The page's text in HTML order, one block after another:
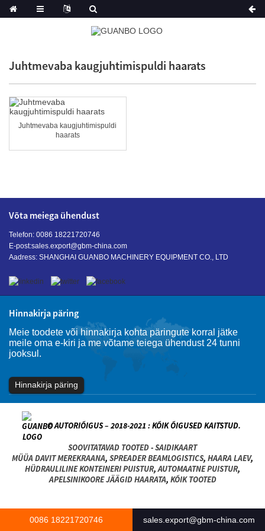
Juhtmevaba kaugjuhtimispuldi haarats
Juhtmevaba kaugjuhtimispuldi
haarats
Võta meiega ühendust
Telefon: 0086 18221720746
E-post:sales.export@gbm-china.com
Aadress: SHANGHAI GUANBO MACHINERY EQUIPMENT CO., LTD
Hinnakirja päring
Meie toodete või hinnakirja kohta päringute korral jätke
meile oma e-kiri ja me võtame teiega ühendust 24 tunni
jooksul.
Hinnakirja päring
© AUTORIÕIGUS – 2018-2021 : KÕIK ÕIGUSED KAITSTUD.
SOOVITATAVAD TOOTED-SAIDIKAART
MÜÜA DAVIT MEREKRAANA, SPREADER BEAMLOGISTICS, HAARA LAEV,
HÜDRAULILINE KONTEINERI PUISTUR,AUTOMAATNE PUISTUR,
APELSINIKOORE JÄÄGID HAARATA, KÕIK TOOTED
0086 18221720746 sales.export@gbm-china.com